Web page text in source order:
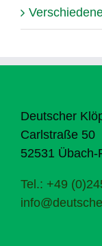
Deutscher
Carlstraße 50
52531 Übach-
Tel.: +49